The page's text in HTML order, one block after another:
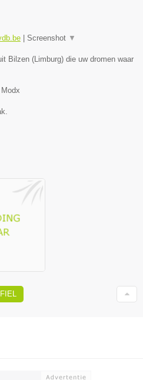
Screenshot ▼
Bilzen (Limburg) die uw dromen waar